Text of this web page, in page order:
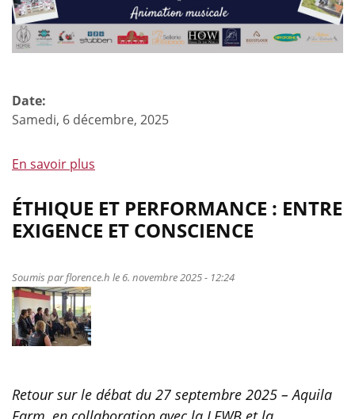
Date:
Samedi, 6 décembre, 2025
En savoir plus
de
Gala
de
des
ÉTHIQUE ET PERFORMANCE : ENTRE
EXIGENCE ET CONSCIENCE
Soumis parflorence.h le 6. novembre 2025 - 12:24
Retour sur le débat du 27 septembre 2025 – Aquila